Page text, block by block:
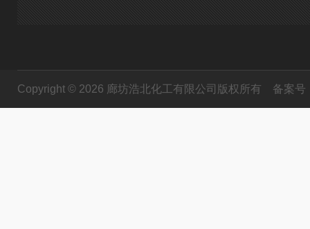
Copyright © 2026 廊坊浩北化工有限公司版权所有 备案号